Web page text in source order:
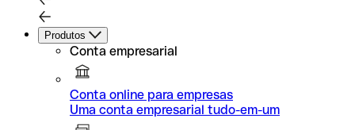
Produtos
Conta empresarial
Conta online para empresas
Uma conta empresarial tudo-em-um